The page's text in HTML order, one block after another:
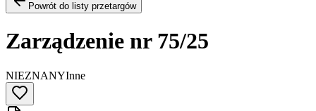
Powrót do listy przetargów
Zarządzenie nr 75/25
NIEZNANYInne